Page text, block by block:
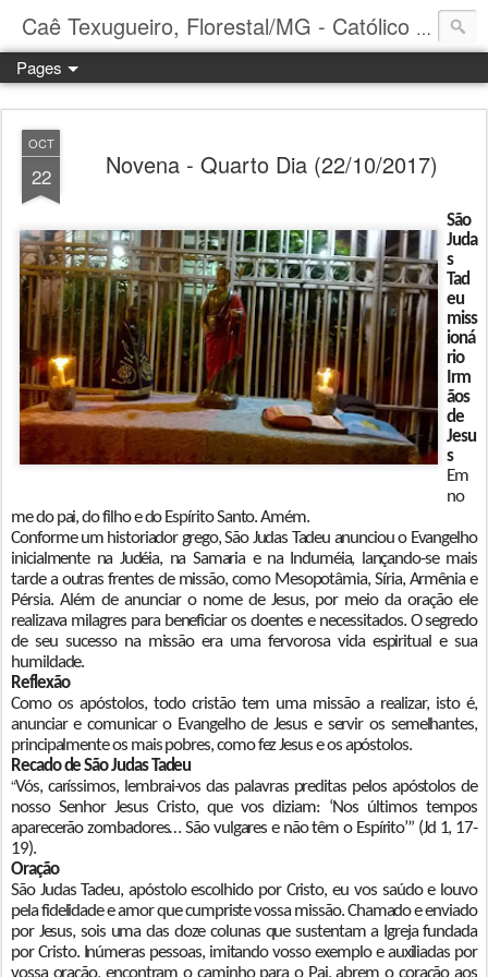
Caê Texugueiro, Florestal/MG - Católico Praticante
Pages
OCT
22 Novena - Quarto Dia (22/10/2017)
São
Juda
s
Tad
eu
miss
ioná
rio
Irm
ãos
de
Jesu
s
Em
no
me do pai, do filho e do Espírito Santo. Amém.
Conforme um historiador grego, São Judas Tadeu anunciou o Evangelho
inicialmente na Judéia, na Samaria e na Induméia, lançando-se mais
tarde a outras frentes de missão, como Mesopotâmia, Síria, Armênia e
Pérsia. Além de anunciar o nome de Jesus, por meio da oração ele
realizava milagres para beneficiar os doentes e necessitados. O segredo
de seu sucesso na missão era uma fervorosa vida espiritual e sua
humildade.
Reflexão
Como os apóstolos, todo cristão tem uma missão a realizar, isto é,
anunciar e comunicar o Evangelho de Jesus e servir os semelhantes,
principalmente os mais pobres, como fez Jesus e os apóstolos.
Recado de São Judas Tadeu
“Vós, caríssimos, lembrai-vos das palavras preditas pelos apóstolos de
nosso Senhor Jesus Cristo, que vos diziam: ‘Nos últimos tempos
aparecerão zombadores… São vulgares e não têm o Espírito’” (Jd 1, 17-
19).
Oração
São Judas Tadeu, apóstolo escolhido por Cristo, eu vos saúdo e louvo
pela fidelidade e amor que cumpriste vossa missão. Chamado e enviado
por Jesus, sois uma das doze colunas que sustentam a Igreja fundada
por Cristo. Inúmeras pessoas, imitando vosso exemplo e auxiliadas por
vossa oração, encontram o caminho para o Pai, abrem o coração aos